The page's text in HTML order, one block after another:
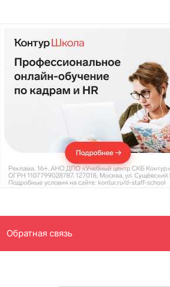
Обратная связь